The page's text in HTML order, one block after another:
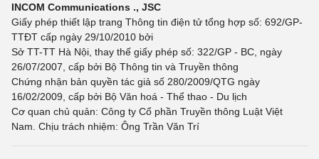
INCOM Communications ., JSC
Giấy phép thiết lập trang Thông tin điện tử tổng hợp số: 692/GP-
TTĐT cấp ngày 29/10/2010 bởi
Sở TT-TT Hà Nội, thay thế giấy phép số: 322/GP - BC, ngày
26/07/2007, cấp bởi Bộ Thông tin và Truyền thông
Chứng nhận bản quyền tác giả số 280/2009/QTG ngày
16/02/2009, cấp bởi Bộ Văn hoá - Thể thao - Du lịch
Cơ quan chủ quản: Công ty Cổ phần Truyền thông Luật Việt
Nam. Chịu trách nhiệm: Ông Trần Văn Trí